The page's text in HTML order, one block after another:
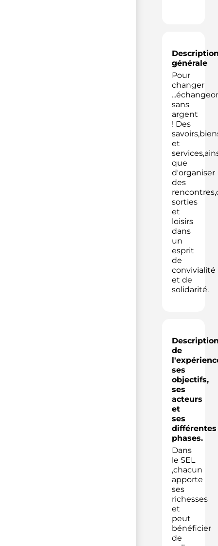
générale
Pour
changer
sans
argent
! Des
et
que
d'organiser
des
sorties
et
loisirs
dans
un
esprit
de
convivialité
et de
solidarité.
de
ses
objectifs,
ses
acteurs
et
ses
différentes
phases.
Dans
le SEL
,chacun
apporte
ses
richesses
et
peut
bénéficier
de